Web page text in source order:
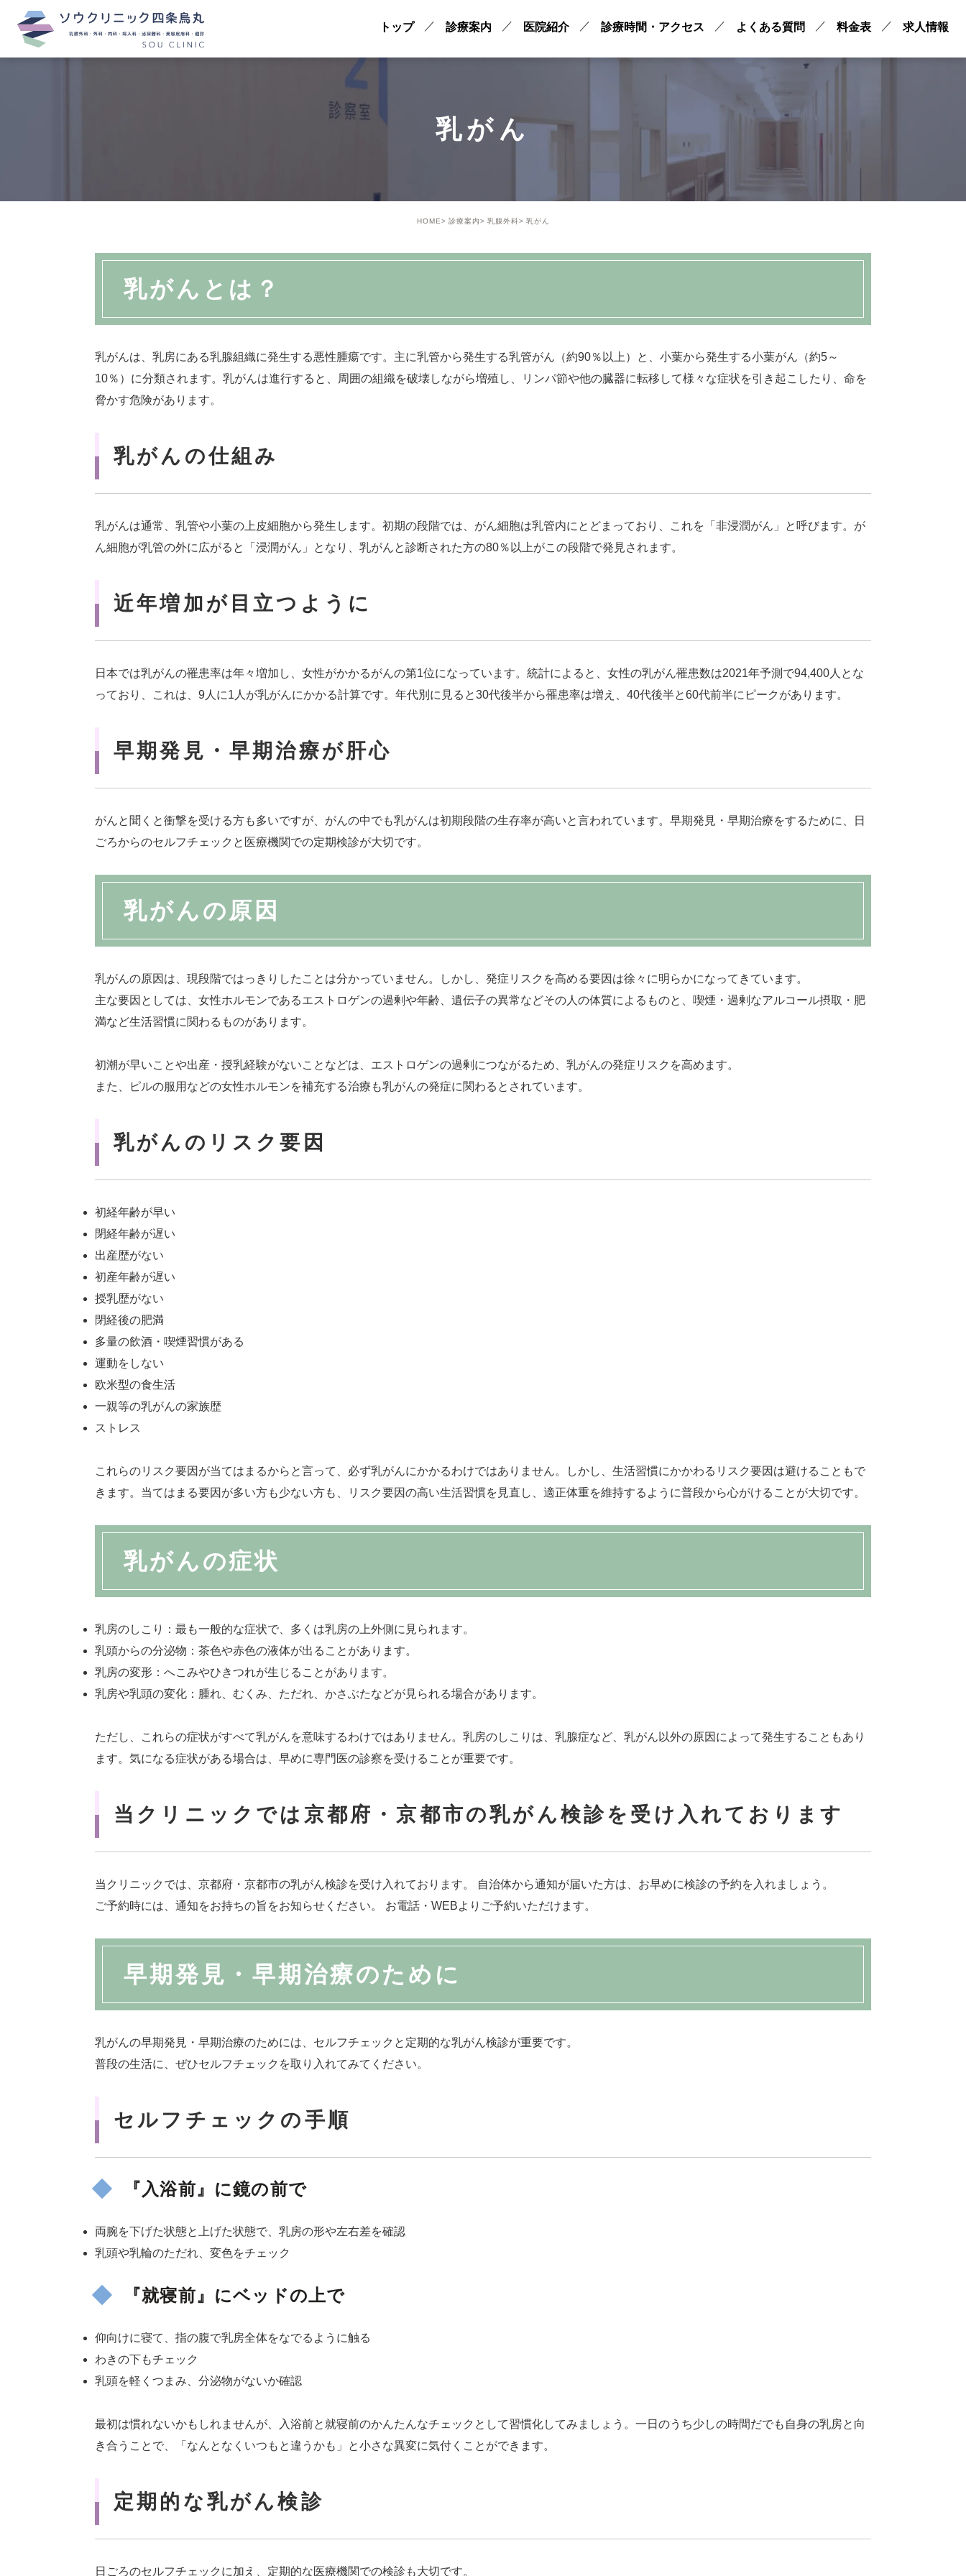
トップ 診療案内 医院紹介 診療時間・アクセス よくある質問 料金表 求人情報
乳がん
HOME 診療案内 乳腺外科 乳がん
乳がんとは？
乳がんは、乳房にある乳腺組織に発生する悪性腫瘍です。主に乳管から発生する乳管がん（約90％以上）と、小葉から発生する小葉がん（約5～
10％）に分類されます。乳がんは進行すると、周囲の組織を破壊しながら増殖し、リンパ節や他の臓器に転移して様々な症状を引き起こしたり、命を
脅かす危険があります。
乳がんの仕組み
乳がんは通常、乳管や小葉の上皮細胞から発生します。初期の段階では、がん細胞は乳管内にとどまっており、これを「非浸潤がん」と呼びます。が
ん細胞が乳管の外に広がると「浸潤がん」となり、乳がんと診断された方の80％以上がこの段階で発見されます。
近年増加が目立つように
日本では乳がんの罹患率は年々増加し、女性がかかるがんの第1位になっています。統計によると、女性の乳がん罹患数は2021年予測で94,400人とな
っており、これは、9人に1人が乳がんにかかる計算です。年代別に見ると30代後半から罹患率は増え、40代後半と60代前半にピークがあります。
早期発見・早期治療が肝心
がんと聞くと衝撃を受ける方も多いですが、がんの中でも乳がんは初期段階の生存率が高いと言われています。早期発見・早期治療をするために、日
ごろからのセルフチェックと医療機関での定期検診が大切です。
乳がんの原因
乳がんの原因は、現段階ではっきりしたことは分かっていません。しかし、発症リスクを高める要因は徐々に明らかになってきています。
主な要因としては、女性ホルモンであるエストロゲンの過剰や年齢、遺伝子の異常などその人の体質によるものと、喫煙・過剰なアルコール摂取・肥
満など生活習慣に関わるものがあります。
初潮が早いことや出産・授乳経験がないことなどは、エストロゲンの過剰につながるため、乳がんの発症リスクを高めます。
また、ピルの服用などの女性ホルモンを補充する治療も乳がんの発症に関わるとされています。
乳がんのリスク要因
初経年齢が早い
閉経年齢が遅い
出産歴がない
初産年齢が遅い
授乳歴がない
閉経後の肥満
多量の飲酒・喫煙習慣がある
運動をしない
欧米型の食生活
一親等の乳がんの家族歴
ストレス
これらのリスク要因が当てはまるからと言って、必ず乳がんにかかるわけではありません。しかし、生活習慣にかかわるリスク要因は避けることもで
きます。当てはまる要因が多い方も少ない方も、リスク要因の高い生活習慣を見直し、適正体重を維持するように普段から心がけることが大切です。
乳がんの症状
乳房のしこり：最も一般的な症状で、多くは乳房の上外側に見られます。
乳頭からの分泌物：茶色や赤色の液体が出ることがあります。
乳房の変形：へこみやひきつれが生じることがあります。
乳房や乳頭の変化：腫れ、むくみ、ただれ、かさぶたなどが見られる場合があります。
ただし、これらの症状がすべて乳がんを意味するわけではありません。乳房のしこりは、乳腺症など、乳がん以外の原因によって発生することもあり
ます。気になる症状がある場合は、早めに専門医の診察を受けることが重要です。
当クリニックでは京都府・京都市の乳がん検診を受け入れております
当クリニックでは、京都府・京都市の乳がん検診を受け入れております。 自治体から通知が届いた方は、お早めに検診の予約を入れましょう。
ご予約時には、通知をお持ちの旨をお知らせください。 お電話・WEBよりご予約いただけます。
早期発見・早期治療のために
乳がんの早期発見・早期治療のためには、セルフチェックと定期的な乳がん検診が重要です。
普段の生活に、ぜひセルフチェックを取り入れてみてください。
セルフチェックの手順
『入浴前』に鏡の前で
両腕を下げた状態と上げた状態で、乳房の形や左右差を確認
乳頭や乳輪のただれ、変色をチェック
『就寝前』にベッドの上で
仰向けに寝て、指の腹で乳房全体をなでるように触る
わきの下もチェック
乳頭を軽くつまみ、分泌物がないか確認
最初は慣れないかもしれませんが、入浴前と就寝前のかんたんなチェックとして習慣化してみましょう。一日のうち少しの時間だでも自身の乳房と向
き合うことで、「なんとなくいつもと違うかも」と小さな異変に気付くことができます。
定期的な乳がん検診
日ごろのセルフチェックに加え、定期的な医療機関での検診も大切です。